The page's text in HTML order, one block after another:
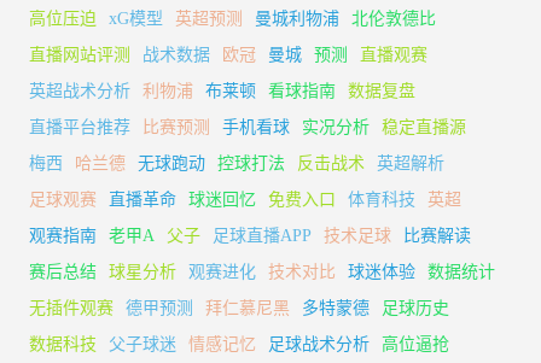
高位压迫
xG模型 英超预测 曼城利物浦
北伦敦德比
直播网站评测
战术数据 欧冠 曼城 预测
直播观赛
英超战术分析
利物浦 布莱顿 看球指南
数据复盘
直播平台推荐
比赛预测 手机看球 实况分析
稳定直播源
梅西
哈兰德 无球跑动 控球打法 反击战术
英超解析
足球观赛
直播革命 球迷回忆 免费入口 体育科技
英超
观赛指南
老甲A 父子 足球直播APP 技术足球
比赛解读
赛后总结
球星分析 观赛进化 技术对比 球迷体验
数据统计
无插件观赛
德甲预测 拜仁慕尼黑 多特蒙德
足球历史
数据科技
父子球迷 情感记忆 足球战术分析
高位逼抢